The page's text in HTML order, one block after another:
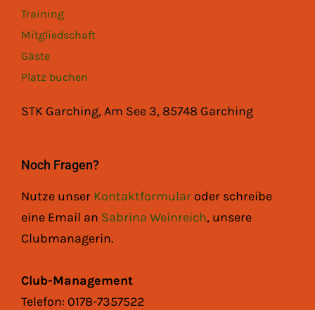
Training
Mitgliedschaft
Gäste
Platz buchen
STK Garching, Am See 3, 85748 Garching
Noch Fragen?
Nutze unser Kontaktformular oder schreibe
eine Email an Sabrina Weinreich, unsere
Clubmanagerin.
Club-Management
Telefon: 0178-7357522